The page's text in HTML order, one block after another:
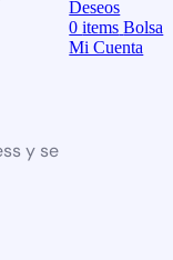
y se
Deseos
0items Bolsa
Mi Cuenta